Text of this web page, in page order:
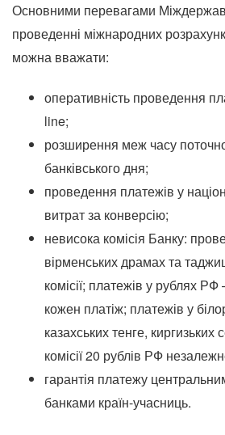
Основними перевагами
проведенні міжнародних
можна вважати:
оперативність проведення
line;
розширення меж часу
банківського дня;
проведення платежів у
витрат за конверсію;
невисока комісія Банку:
вірменських драмах та
комісії; платежів у рублях
кожен платіж; платежів у
казахських тенге, киргизьких
комісії 20 рублів РФ
гарантія платежу
банками країн-учасниць.